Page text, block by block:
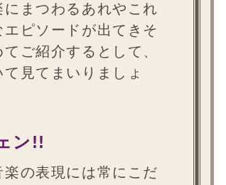
まつわるあれやこれ
ピソードが出てきそ
ご紹介するとして、
見てまいりましょ
ン!!
の表現には常にこだ